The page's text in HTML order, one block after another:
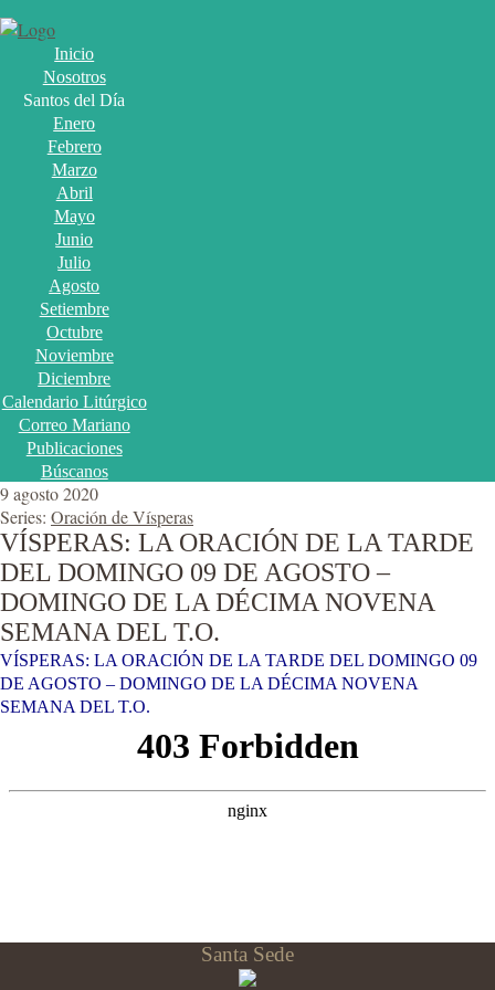
Inicio
Nosotros
Santos del Día
Enero
Febrero
Marzo
Abril
Mayo
Junio
Julio
Agosto
Setiembre
Octubre
Noviembre
Diciembre
Calendario Litúrgico
Correo Mariano
Publicaciones
Búscanos
9 agosto 2020
Series: Oración de Vísperas
VÍSPERAS: LA ORACIÓN DE LA TARDE
DEL DOMINGO 09 DE AGOSTO –
DOMINGO DE LA DÉCIMA NOVENA
SEMANA DEL T.O.
VÍSPERAS: LA ORACIÓN DE LA TARDE DEL DOMINGO 09
DE AGOSTO – DOMINGO DE LA DÉCIMA NOVENA
SEMANA DEL T.O.
Santa Sede